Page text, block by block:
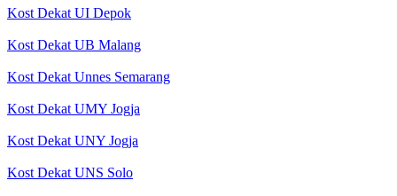
Kost Dekat UI Depok
Kost Dekat UB Malang
Kost Dekat Unnes Semarang
Kost Dekat UMY Jogja
Kost Dekat UNY Jogja
Kost Dekat UNS Solo